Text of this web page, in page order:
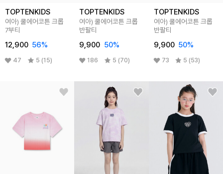
TOPTENKIDS
여아) 쿨에어코튼 크롭
7부티
12,900 56%
47 5 (15)
TOPTENKIDS
여아) 쿨에어코튼 크롭
반팔티
9,900 50%
186 5 (70)
TOPTENKIDS
여아) 쿨에어코튼 크롭
반팔티
9,900 50%
73 5 (53)